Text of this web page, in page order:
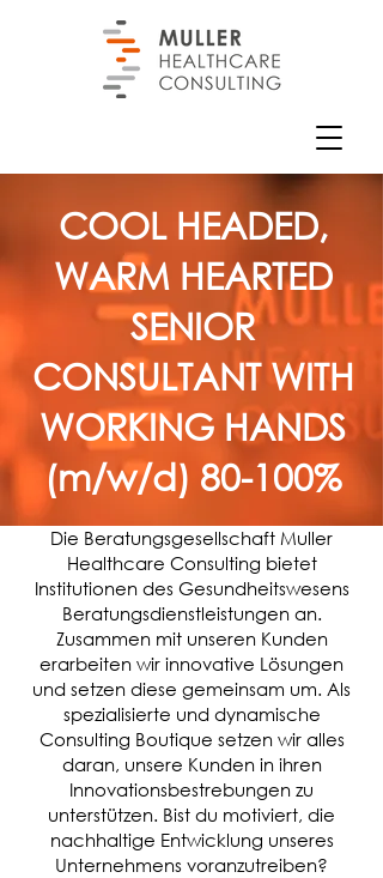
COOL HEADED,
WARM HEARTED
SENIOR
CONSULTANT WITH
WORKING HANDS
(m/w/d) 80-100%
Die Beratungsgesellschaft Muller
Healthcare Consulting bietet
Institutionen des Gesundheitswesens
Beratungsdienstleistungen an.
Zusammen mit unseren Kunden
erarbeiten wir innovative Lösungen
und setzen diese gemeinsam um. Als
spezialisierte und dynamische
Consulting Boutique setzen wir alles
daran, unsere Kunden in ihren
Innovationsbestrebungen zu
unterstützen. Bist du motiviert, die
nachhaltige Entwicklung unseres
Unternehmens voranzutreiben?